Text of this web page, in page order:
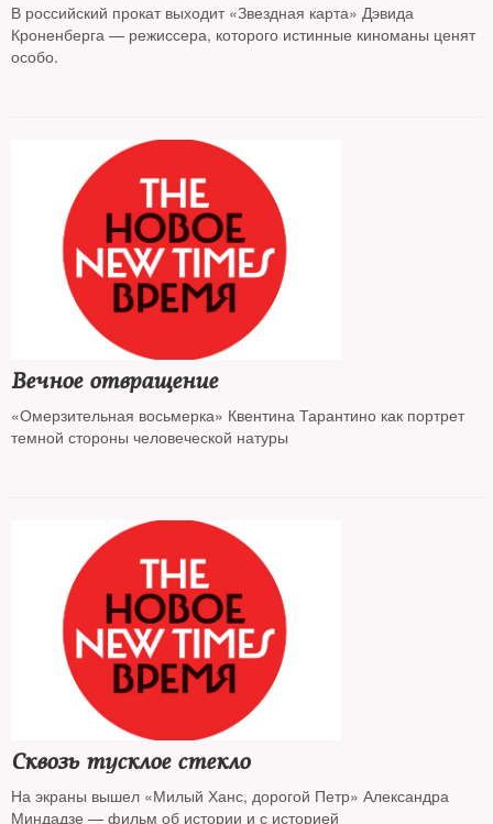
В российский прокат выходит «Звездная карта» Дэвида
Кроненберга — режиссера, которого истинные киноманы ценят
особо.
Вечное отвращение
«Омерзительная восьмерка» Квентина Тарантино как портрет
темной стороны человеческой натуры
Сквозь тусклое стекло
На экраны вышел «Милый Ханс, дорогой Петр» Александра
Миндадзе — фильм об истории и с историей